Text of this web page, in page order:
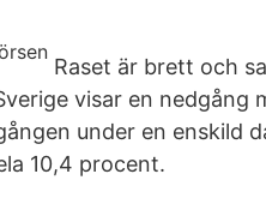
Raset är brett och
visar en nedgång
under en enskild
10,4 procent.